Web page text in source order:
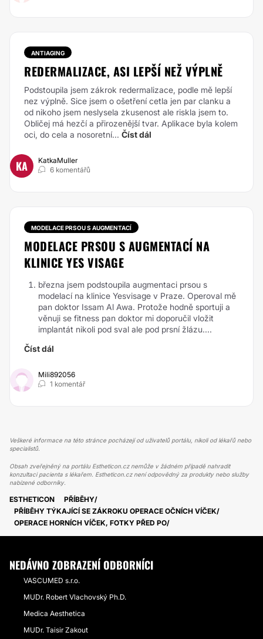
ANTIAGING
REDERMALIZACE, ASI LEPŠÍ NEŽ VÝPLNĚ
Podstoupila jsem zákrok redermalizace, podle mě lepší
nez výplně. Sice jsem o ošetření cetla jen par clanku a
od nikoho jsem neslysela zkusenost ale riskla jsem to.
Obličej má hezčí a přirozenější tvar. Aplikace byla kolem
oci, do cela a nosoretní... Číst dál
KA
KatkaMuller
6 komentářů
MODELACE PRSOU S AUGMENTACÍ
MODELACE PRSOU S AUGMENTACÍ NA
KLINICE YES VISAGE
března jsem podstoupila augmentaci prsou s
modelací na klinice Yesvisage v Praze. Operoval mě
pan doktor Issam Al Awa. Protože hodně sportuji a
věnuji se fitness pan doktor mi doporučil vložit
implantát nikoli pod sval ale pod prsní žlázu....
Číst dál
Mili892056
1 komentář
Veškeré informace na této stránce pocházejí od uživatelů portálu, nikoli od lékařů nebo
specialistů.
Obsah zveřejněný na portálu Estheticon.cz nemůže v žádném případě nahradit
konzultaci pacienta s lékařem. Estheticon.cz není odpovědný za produkty nebo služby
nabízené odborníky.
ESTHETICON
PŘÍBĚHY
PŘÍBĚHY TÝKAJÍCÍ SE ZÁKROKU OPERACE OČNÍCH VÍČEK
OPERACE HORNÍCH VÍČEK, FOTKY PŘED PO
NEDÁVNO ZOBRAZENÍ ODBORNÍCI
VASCUMED s.r.o.
MUDr. Robert Vlachovský Ph.D.
Medica Aesthetica
MUDr. Taisir Zakout